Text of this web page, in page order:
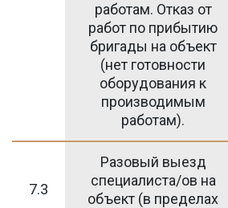
работам. Отказ от
работ по прибытию
бригады на объект
(нет готовности
оборудования к
производимым
работам).
7.3
Разовый выезд
специалиста/ов на
объект (в пределах